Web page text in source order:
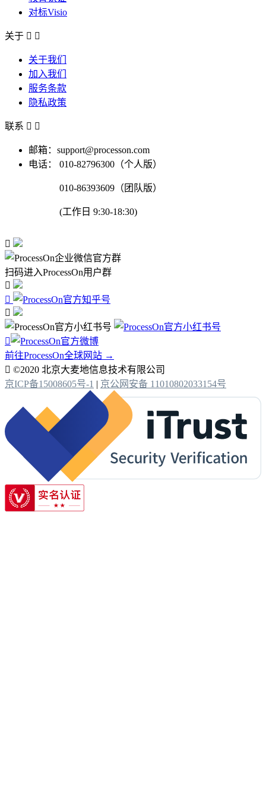
对标Visio
关于  
关于我们
加入我们
服务条款
隐私政策
联系  
邮箱：support@processon.com
电话：
010-82796300（个人版）
010-86393609（团队版）
(工作日 9:30-18:30)

扫码进入ProcessOn用户群




前往ProcessOn全球网站 →
 ©2020 北京大麦地信息技术有限公司
京ICP备15008605号-1 | 京公网安备 11010802033154号